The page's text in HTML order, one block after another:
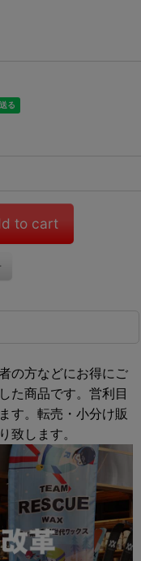
to cart
の方などにお得にご
た商品です。営利目
す。転売・小分け販
致します。